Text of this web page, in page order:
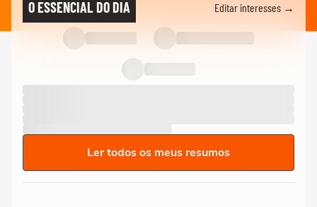
O ESSENCIAL DO DIA Editar interesses →
Ler todos os meus resumos